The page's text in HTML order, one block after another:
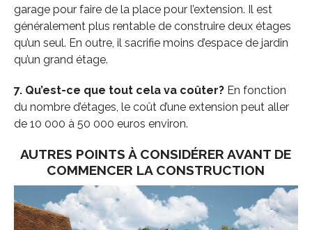
garage pour faire de la place pour l’extension. Il est
généralement plus rentable de construire deux étages
qu’un seul. En outre, il sacrifie moins d’espace de jardin
qu’un grand étage.
7. Qu’est-ce que tout cela va coûter?En fonction
du nombre d’étages, le coût d’une extension peut aller
de 10 000 à 50 000 euros environ.
AUTRES POINTS À CONSIDÉRER AVANT DE
COMMENCER LA CONSTRUCTION